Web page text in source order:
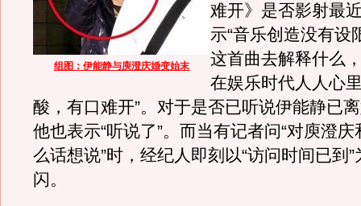
组图：伊能静与庾澄庆婚变始末
难开》是否影射最
示“音乐创造没有设
这首曲去解释什么
在娱乐时代人人心
酸，有口难开”。对于是否已听说伊能静已
他也表示“听说了”。而当有记者问“对庾澄
么话想说”时，经纪人即刻以“访问时间已到
闪。